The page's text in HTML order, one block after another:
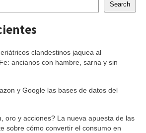
Search
clandestinos jaquea al
ancianos con hambre, sarna y sin
y Google las bases de datos del
oro y acciones? La nueva apuesta de las
sobre cómo convertir el consumo en